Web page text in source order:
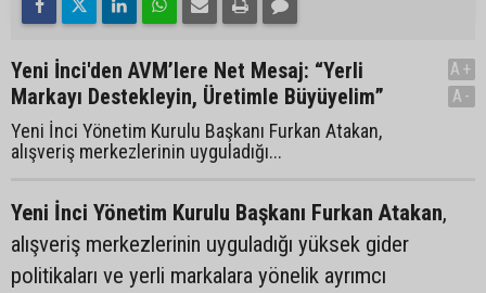
Yeni İnci'den AVM’lere Net Mesaj: “Yerli
Markayı Destekleyin, Üretimle Büyüyelim”
Yeni İnci Yönetim Kurulu Başkanı Furkan Atakan,
alışveriş merkezlerinin uyguladığı...
A+
A-
Yeni İnci Yönetim Kurulu Başkanı Furkan Atakan,
alışveriş merkezlerinin uyguladığı yüksek gider
politikaları ve yerli markalara yönelik ayrımcı